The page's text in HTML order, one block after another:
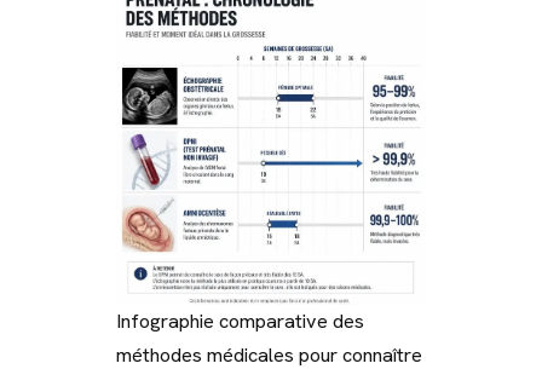
Infographie comparative des
méthodes médicales pour connaître